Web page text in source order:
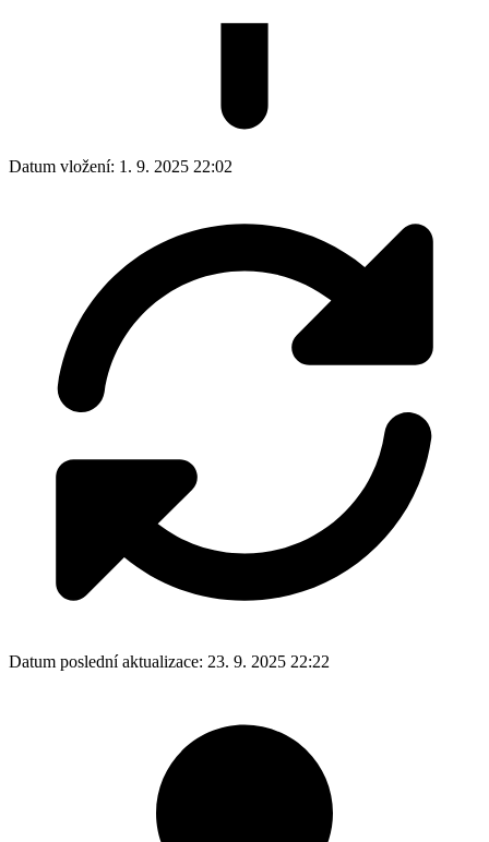
Datum vložení: 1. 9. 2025 22:02
Datum poslední aktualizace: 23. 9. 2025 22:22